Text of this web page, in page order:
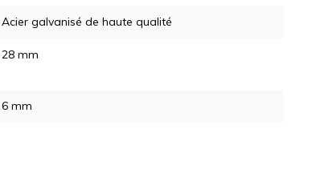
Acier galvanisé de haute qualité
28 mm
6 mm